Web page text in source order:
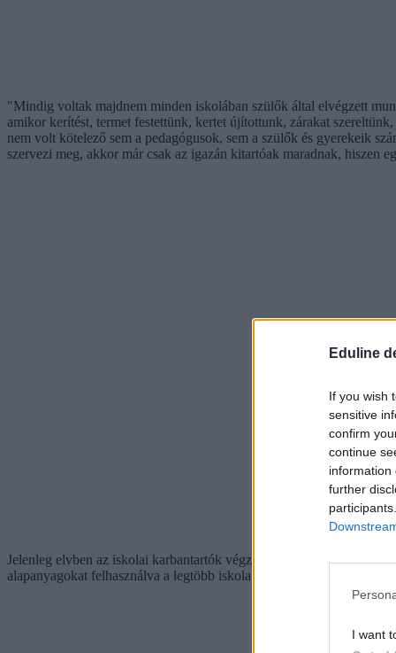
Eduline
If you wish
sensitive
confirm
continue
information
further
I want
"Mindig voltak majdnem minden iskolában szülők által elvégzett
amikor kerítést, termet festettünk, kertet újítottunk, zárakat
nem volt kötelező sem a pedagógusok, sem a szülők és gyerekeik
szervezi meg, akkor már csak az igazán kitartóak maradnak, hiszen
Jelenleg elvben az iskolai karbantartók végzik ezeket a munkákat,
alapanyagokat felhasználva a legtöbb iskola mostanában is szervez